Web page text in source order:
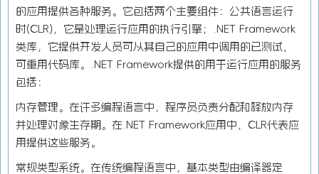
的应用提供各种服务。它包括两个主要组件：公共语言运行
时(CLR)，它是处理运行应用的执行引擎；.NET Framework
类库，它提供开发人员可从其自己的应用中调用的已测试、
可重用代码库。.NET Framework提供的用于运行应用的服务
包括：
内存管理。在许多编程语言中，程序员负责分配和释放内存
并处理对象生存期。在.NET Framework应用中，CLR代表应
用提供这些服务。
常规类型系统。在传统编程语言中，基本类型由编译器定